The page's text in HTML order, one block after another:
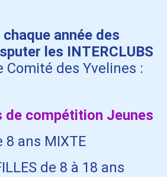
année des
les INTERCLUBS
Comité des Yvelines :
de compétition Jeunes
ans MIXTE
de 8 à 18 ans